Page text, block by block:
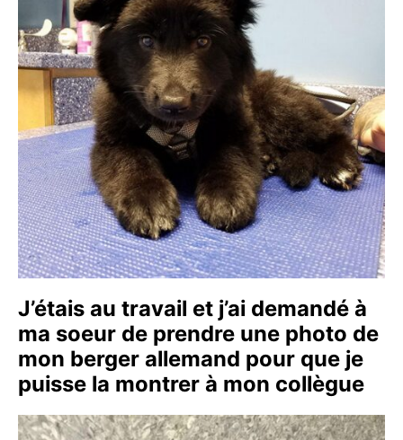
J’étais au travail et j’ai demandé à
ma soeur de prendre une photo de
mon berger allemand pour que je
puisse la montrer à mon collègue